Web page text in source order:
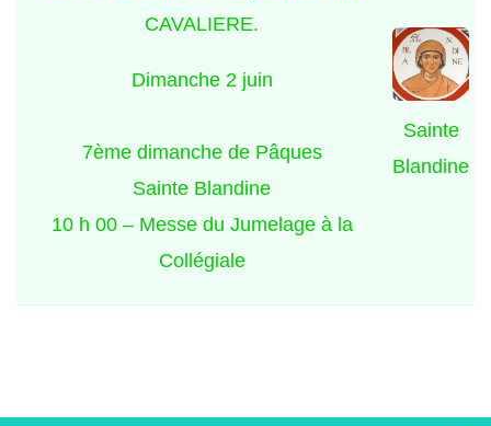
CAVALIERE.
Dimanche 2 juin
7ème dimanche de Pâques
Sainte Blandine
10 h 00 – Messe du Jumelage à la
Collégiale
Sainte
Blandine